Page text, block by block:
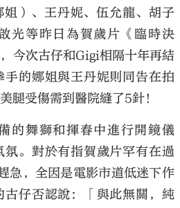
姐）、王丹妮、伍允龍、胡子
光等昨日為賀歲片《臨時決
今次古仔和Gigi相隔十年再結
手的娜姐與王丹妮則同告在拍
腿受傷需到醫院縫了5針！
的舞獅和揮春中進行開鏡儀
。對於有指賀歲片罕有在過
急，全因是電影市道低迷下作
仔否認說：「與此無關，純